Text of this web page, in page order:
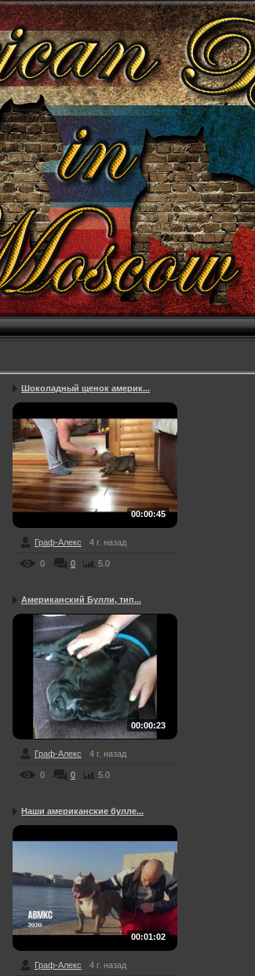
Шоколадный щенок америк...
00:00:45
Граф-Алекс 4 г. назад
0 0 5.0
Американский Булли, тип...
00:00:23
Граф-Алекс 4 г. назад
0 0 5.0
Наши американские булле...
00:01:02
Граф-Алекс 4 г. назад